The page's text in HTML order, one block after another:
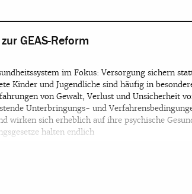
GEAS-Reform
im Fokus: Versorgung sichern
Kinder und Jugendliche sind häufig in
von Gewalt, Verlust und Unsicherheit
Unterbringungs- und
wirken sich erheblich auf ihre psychische
halten endlich